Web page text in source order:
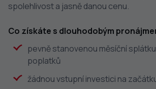
spolehlivost a jasně danou cenu.
Co získáte s dlouhodobým
pevně stanovenou měsíční
poplatků
žádnou vstupní investici na